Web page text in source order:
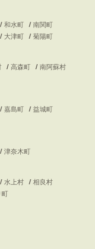
/ 和水町 / 南関町
/ 大津町 / 菊陽町
/ 高森町 / 南阿蘇村
/ 嘉島町 / 益城町
/ 津奈木町
/ 水上村 / 相良村
町